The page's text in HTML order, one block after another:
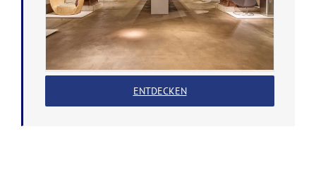
ENTDECKEN